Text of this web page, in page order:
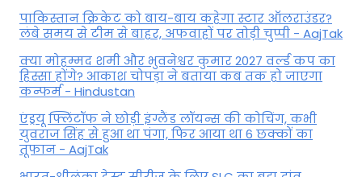
पाकिस्तान क्रिकेट को बाय-बाय कहेगा स्टार ऑलराउंडर?
लंबे समय से टीम से बाहर, अफवाहों पर तोड़ी चुप्पी - AajTak
क्या मोहम्मद शमी और भुवनेश्वर कुमार 2027 वर्ल्ड कप का
हिस्सा होंगे? आकाश चोपड़ा ने बताया कब तक हो जाएगा
कन्फर्म - Hindustan
एंड्रयू फ्लिंटॉफ ने छोड़ी इंग्लैंड लॉयन्स की कोच‍िंग, कभी
युवराज सिंह से हुआ था पंगा, फ‍िर आया था 6 छक्कों का
तूफान - AajTak